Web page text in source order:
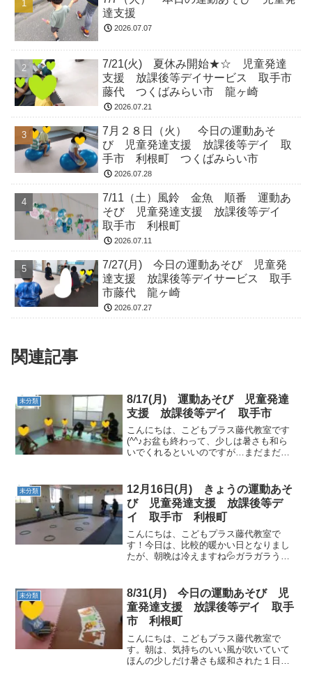
達支援
2026.07.07
7/21(火) 夏休み開始★☆ 児童発達
支援 放課後等デイサービス 取手市
藤代 つくばみらい市 龍ヶ崎
2026.07.21
7月２８日（火） 今日の運動あそ
び 児童発達支援 放課後等デイ 取
手市 利根町 つくばみらい市
2026.07.28
7/11（土）風鈴 金魚 順番 運動あ
そび 児童発達支援 放課後等デイ
取手市 利根町
2026.07.11
7/27(月) 今日の運動あそび 児童発
達支援 放課後等デイサービス 取手
市藤代 龍ヶ崎
2026.07.27
関連記事
未分類
8/17(月) 運動あそび 児童発達
支援 放課後等デイ 取手市
こんにちは、こどもプラス藤代教室です
(^^♪お盆も終わって、少しは暑さも和ら
いでくれるといいのですが…まだまだ太
しょう！動物カードをよーく見て変身し
て行きましょう。 カ...
未分類
12月16日(月) きょうの運動あそ
び 児童発達支援 放課後等デ
イ 取手市 利根町
こんにちは、こどもプラス藤代教室で
す！今日は、比較的暖かい日となりまし
たが、朝晩は冷えますね💦ガラガラうが
ンバリンの音に合わせて「１，２♪１，２
♪」と歩いて行きます！「...
未分類
8/31(月) 今日の運動あそび 児
童発達支援 放課後等デイ 取手
市 利根町
こんにちは、こどもプラス藤代教室で
す。朝は、気持ちのいい風が吹いていて
ほんの少しだけ暑さも緩和された１日で